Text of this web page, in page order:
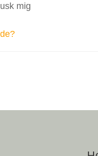
mig